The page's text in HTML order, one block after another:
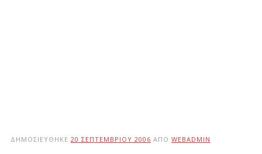
ΔΗΜΟΣΙΕΎΘΗΚΕ 20 ΣΕΠΤΕΜΒΡΊΟΥ 2006 ΑΠΌ WEBADMIN